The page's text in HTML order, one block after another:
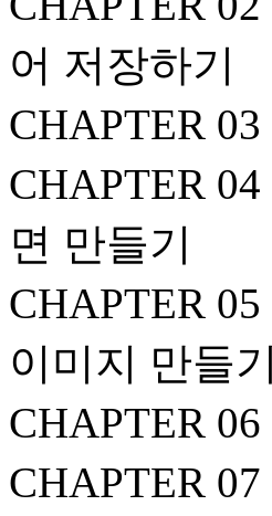
어 저장하기
CHAPTER
CHAPTER
면 만들기
CHAPTER
이미지 만들기
CHAPTER
CHAPTER